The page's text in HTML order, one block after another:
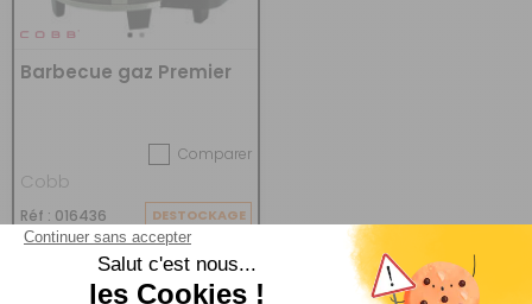
Barbecue gaz Premier
Comparer
Cobb
Réf : 016436 DESTOCKAGE
(1)